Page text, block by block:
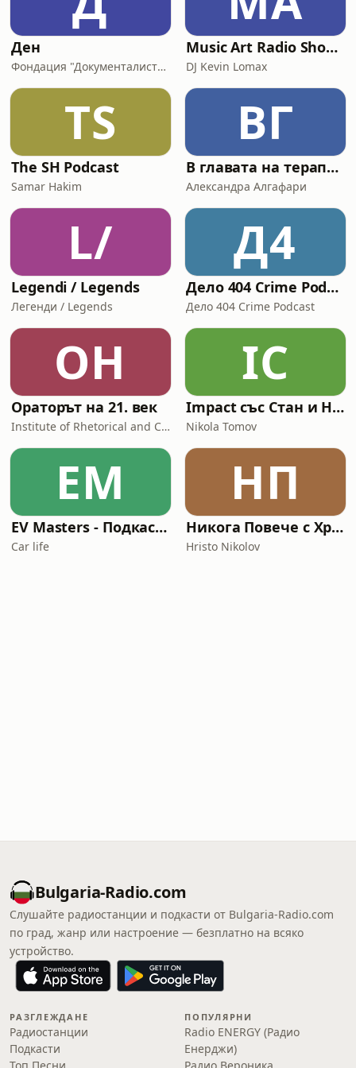
Ден
Фондация "Документалистите"
Music Art Radio Show-Best of House
DJ Kevin Lomax
TS
The SH Podcast
Samar Hakim
ВГ
В главата на терапевта
Александра Алгафари
L/
Legendi / Legends
Легенди / Legends
Д4
Дело 404 Crime Podcast
Дело 404 Crime Podcast
ОН
Ораторът на 21. век
Institute of Rhetorical and Communication
IС
Impact със Стан и Никола
Nikola Tomov
EM
EV Masters - Подкаст за електромобили
Car life
НП
Никога Повече с Христо Николов
Hristo Nikolov
Bulgaria-Radio.com
Слушайте радиостанции и подкасти от Bulgaria-Radio.com
по град, жанр или настроение — безплатно на всяко
устройство.
РАЗГЛЕЖДАНЕ
Радиостанции
Подкасти
ПОПУЛЯРНИ
Radio ENERGY (Радио
Енерджи)